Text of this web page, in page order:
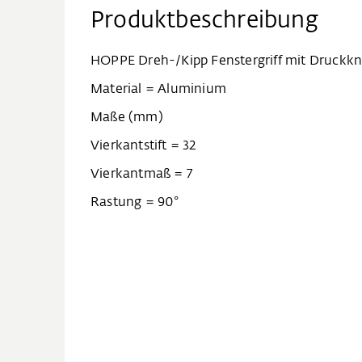
Produktbeschreibung
HOPPE Dreh-/Kipp Fenstergriff mit
Material = Aluminium
Maße (mm)
Vierkantstift = 32
Vierkantmaß = 7
Rastung = 90°